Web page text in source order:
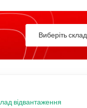
Виберіть склад
відвантаження